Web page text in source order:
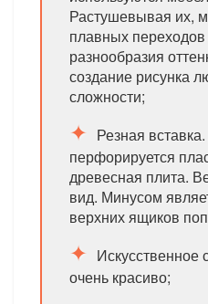
Растушевывая их,
плавных переходов
разнообразия
создание рисунка
сложности;
Резная
перфорируется
древесная плита.
вид. Минусом
верхних ящиков
Искусственное
очень красиво;